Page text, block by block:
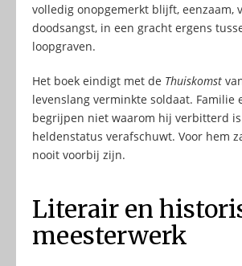
volledig onopgemerkt blijft, eenzaam,
doodsangst, in een gracht ergens
loopgraven.
Het boek eindigt met de Thuiskomst
levenslang verminkte soldaat. Familie
begrijpen niet waarom hij verbitterd
heldenstatus verafschuwt. Voor hem
nooit voorbij zijn.
Literair en
meesterwerk